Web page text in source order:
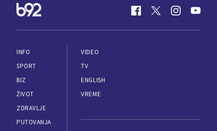
INFO
SPORT
BIZ
ŽIVOT
ZDRAVLJE
PUTOVANJA
VIDEO
TV
ENGLISH
VREME